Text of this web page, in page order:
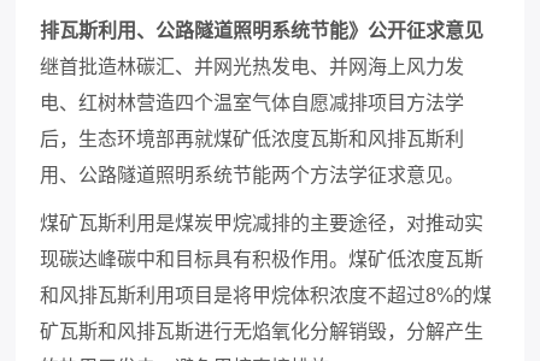
排瓦斯利用、公路隧道照明系统节能》公开征求意见
继首批造林碳汇、‌并网光热发电、‌并网海上风力发
电、‌红树林营造四个温室气体自愿减排项目方法学
后，生态环境部再就煤矿低浓度瓦斯和风排瓦斯利
用、公路隧道照明系统节能两个方法学征求意见。
煤矿瓦斯利用是煤炭甲烷减排的主要途径，对推动实
现碳达峰碳中和目标具有积极作用。煤矿低浓度瓦斯
和风排瓦斯利用项目是将甲烷体积浓度不超过8%的煤
矿瓦斯和风排瓦斯进行无焰氧化分解销毁，分解产生